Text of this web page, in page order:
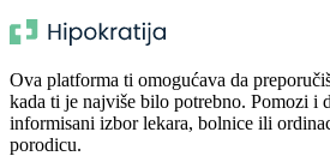
Ova platforma ti omogućava da
kada ti je najviše bilo potrebno. Pomozi i
informisani izbor lekara, bolnice ili
porodicu.